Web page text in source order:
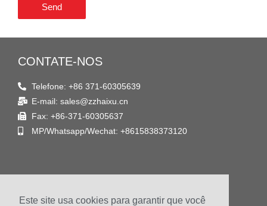
Este site usa cookies para garantir que você
Send
CONTATE-NOS
Telefone: +86 371-60305639
E-mail: sales@zzhaixu.cn
Fax: +86-371-60305637
MP/Whatsapp/Wechat: +8615838373120